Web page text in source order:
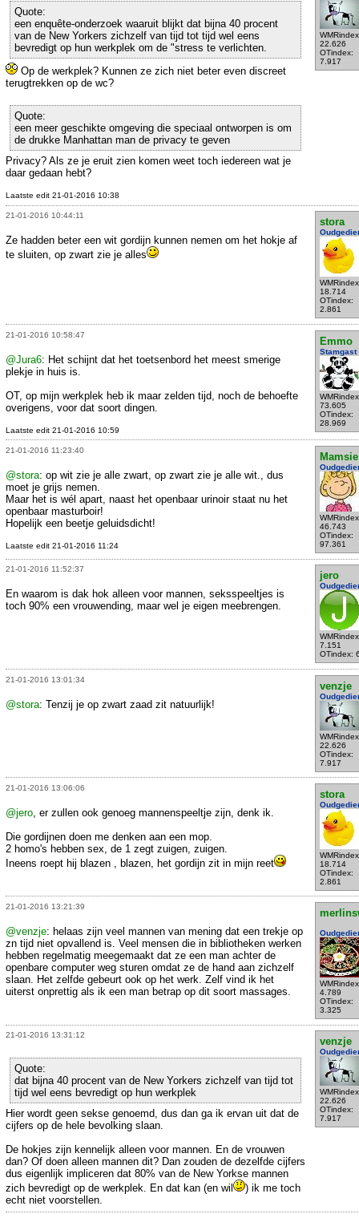
22.626
OTindex:
7.917
Quote:
een enquête-onderzoek waaruit blijkt dat bijna 40 procent
van de New Yorkers zichzelf van tijd tot tijd wel eens
bevredigt op hun werkplek om de "stress te verlichten.
Op de werkplek? Kunnen ze zich niet beter even discreet
terugtrekken op de wc?
Quote:
een meer geschikte omgeving die speciaal ontworpen is om
de drukke Manhattan man de privacy te geven
Privacy? Als ze je eruit zien komen weet toch iedereen wat je
daar gedaan hebt?
Laatste edit 21-01-2016 10:38
21-01-2016 10:44:11
stora
18.714
OTindex:
2.861
Ze hadden beter een wit gordijn kunnen nemen om het hokje af
te sluiten, op zwart zie je alles
21-01-2016 10:58:47
Emmo
Stamgast
73.605
OTindex:
28.969
@Jura6: Het schijnt dat het toetsenbord het meest smerige
plekje in huis is.
OT, op mijn werkplek heb ik maar zelden tijd, noch de behoefte
overigens, voor dat soort dingen.
Laatste edit 21-01-2016 10:59
21-01-2016 11:23:40
Mamsie
46.743
OTindex:
97.361
@stora: op wit zie je alle zwart, op zwart zie je alle wit., dus
moet je grijs nemen.
Maar het is wél apart, naast het openbaar urinoir staat nu het
openbaar masturboir!
Hopelijk een beetje geluidsdicht!
Laatste edit 21-01-2016 11:24
21-01-2016 11:52:37
jero
7.151
OTindex:
En waarom is dak hok alleen voor mannen, seksspeeltjes is
toch 90% een vrouwending, maar wel je eigen meebrengen.
21-01-2016 13:01:34
venzje
22.626
OTindex:
7.917
@stora: Tenzij je op zwart zaad zit natuurlijk!
21-01-2016 13:06:06
stora
18.714
OTindex:
2.861
@jero , er zullen ook genoeg mannenspeeltje zijn, denk ik.
Die gordijnen doen me denken aan een mop.
2 homo's hebben sex, de 1 zegt zuigen, zuigen.
Ineens roept hij blazen , blazen, het gordijn zit in mijn reet
21-01-2016 13:21:39
4.789
OTindex:
3.325
@venzje: helaas zijn veel mannen van mening dat een trekje op
zn tijd niet opvallend is. Veel mensen die in bibliotheken werken
hebben regelmatig meegemaakt dat ze een man achter de
openbare computer weg sturen omdat ze de hand aan zichzelf
slaan. Het zelfde gebeurt ook op het werk. Zelf vind ik het
uiterst onprettig als ik een man betrap op dit soort massages.
21-01-2016 13:31:12
venzje
22.626
OTindex:
7.917
Quote:
dat bijna 40 procent van de New Yorkers zichzelf van tijd tot
tijd wel eens bevredigt op hun werkplek
Hier wordt geen sekse genoemd, dus dan ga ik ervan uit dat de
cijfers op de hele bevolking slaan.
De hokjes zijn kennelijk alleen voor mannen. En de vrouwen
dan? Of doen alleen mannen dit? Dan zouden de dezelfde cijfers
dus eigenlijk impliceren dat 80% van de New Yorkse mannen
zich bevredigt op de werkplek. En dat kan (en wil
) ik me toch
echt niet voorstellen.